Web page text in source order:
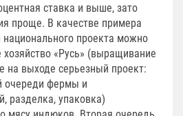
ставка и выше, зато
проще. В качестве примера
проекта можно
«Русь» (выращивание
на выходе серьезный проект:
очереди фермы и
разделка, упаковка)